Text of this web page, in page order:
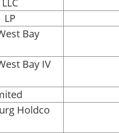
LP
Bay
Bay IV
Holdco